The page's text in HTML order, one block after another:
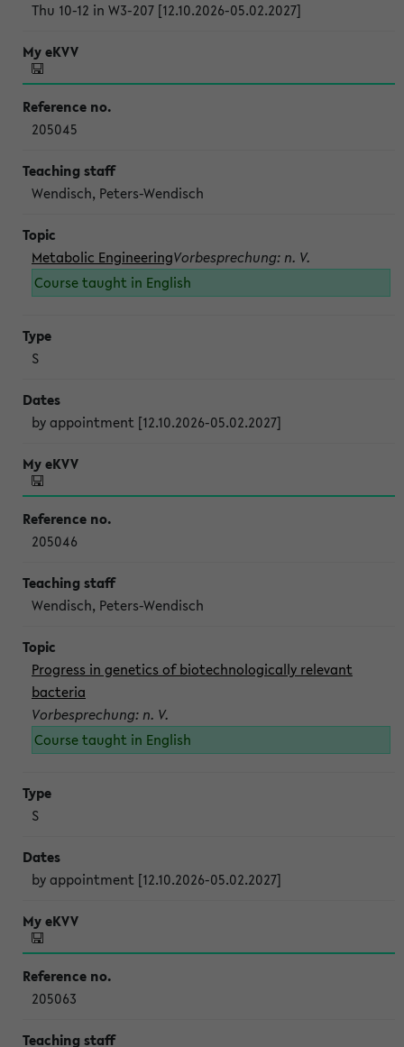
Thu 10-12 in W3-207 [12.10.2026-05.02.2027]
205045
Wendisch, Peters-Wendisch
Metabolic EngineeringVorbesprechung: n. V.
Course taught in English
S
by appointment [12.10.2026-05.02.2027]
205046
Wendisch, Peters-Wendisch
Progress in genetics of biotechnologically relevant
bacteria
Vorbesprechung: n. V.
Course taught in English
S
by appointment [12.10.2026-05.02.2027]
205063